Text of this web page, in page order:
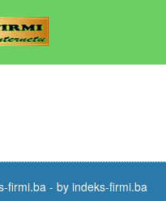
firmi.ba - by indeks-firmi.ba